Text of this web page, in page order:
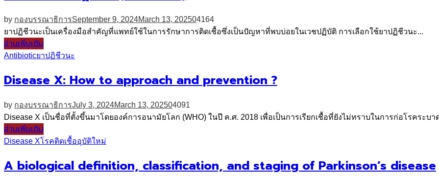
by กองบรรณาธิการSeptember 9, 2024March 13, 202504164
ยาปฏิชีวนะเป็นเครื่องมือสำคัญที่แพทย์ใช้ในการรักษาการติดเชื้อซึ่งเป็นปัญหาที่พบบ่อยในเวชปฏิบัติ การเลือกใช้ยาปฏิชีวนะ...
อ่านเพิ่มเติม
Antibioticยาปฏิชีวนะ
Disease X: How to approach and prevention ?
by กองบรรณาธิการJuly 3, 2024March 13, 202504091
Disease X เป็นชื่อที่ตั้งขึ้นมาโดยองค์การอนามัยโลก (WHO) ในปี ค.ศ. 2018 เพื่อเป็นการเรียกเชื้อที่ยังไม่ทราบในการก่อโรคระบา
อ่านเพิ่มเติม
Disease Xโรคติดเชื้ออุบัติใหม่
A biological definition, classification, and staging of Parkinson’s disease